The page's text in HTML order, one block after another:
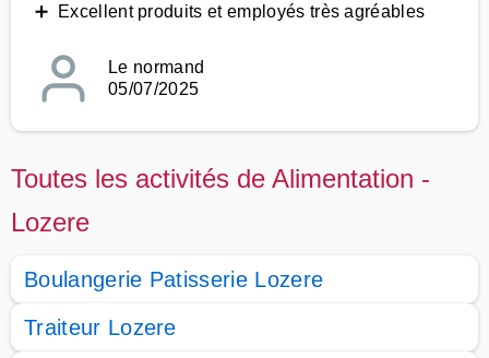
➕ Excellent produits et employés très agréables
Le normand
05/07/2025
Toutes les activités de Alimentation -
Lozere
Boulangerie Patisserie Lozere
Traiteur Lozere